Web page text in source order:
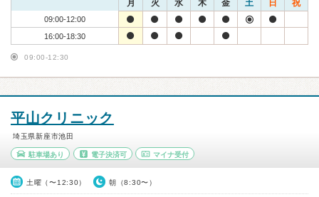
月 火 水 木 金 土 日 祝
09:00-12:00
16:00-18:30
09:00-12:30
平山クリニック
埼玉県新座市池田
駐車場あり 電子決済可 マイナ受付
土曜（〜12:30） 朝（8:30〜）